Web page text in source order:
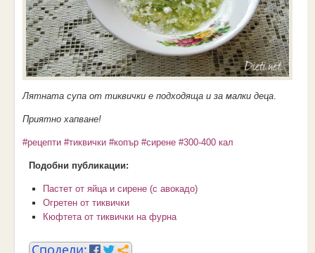
Лятната супа от тиквички е подходяща и за малки деца.
Приятно хапване!
#рецепти #тиквички #копър #сирене #300-400 кал
Подобни публикации:
Пастет от яйца и сирене (с авокадо)
Огретен от тиквички
Кюфтета от тиквички на фурна